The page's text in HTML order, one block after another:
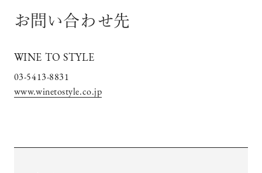
お問い合わせ先
WINE TO STYLE
03-5413-8831
www.winetostyle.co.jp